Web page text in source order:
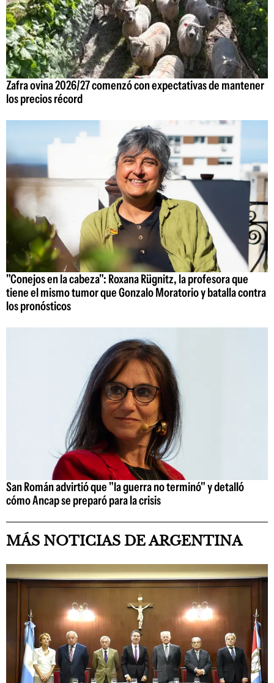
Zafra ovina 2026/27 comenzó con expectativas de mantener
los precios récord
"Conejos en la cabeza": Roxana Rügnitz, la profesora que
tiene el mismo tumor que Gonzalo Moratorio y batalla contra
los pronósticos
San Román advirtió que "la guerra no terminó" y detalló
cómo Ancap se preparó para la crisis
MÁS NOTICIAS DE ARGENTINA